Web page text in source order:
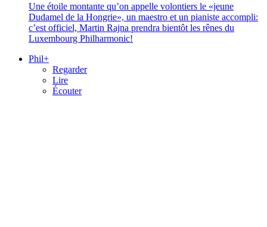
Une étoile montante qu’on appelle volontiers le «jeune
Dudamel de la Hongrie», un maestro et un pianiste accompli:
c’est officiel, Martin Rajna prendra bientôt les rênes du
Luxembourg Philharmonic!
Phil+
Regarder
Lire
Écouter